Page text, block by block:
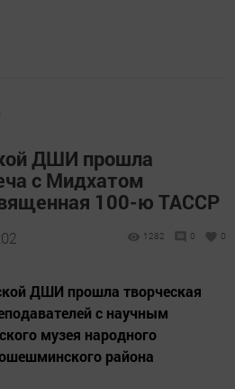
ДШИ прошла
с Мидхатом
100-ю ТАССР
1282 0 0
ДШИ прошла творческая
с научным
музея народного
района